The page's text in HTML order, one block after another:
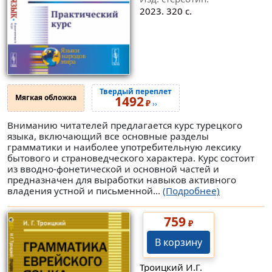
2023. 320 с.
Мягкая обложка
Твердый переплет
1492₽››
Вниманию читателей предлагается курс турецкого
языка, включающий все основные разделы
грамматики и наиболее употребительную лексику
бытового и страноведческого характера. Курс состоит
из вводно-фонетической и основной частей и
предназначен для выработки навыков активного
владения устной и письменной... (Подробнее)
759₽
В корзину
Троицкий И.Г.